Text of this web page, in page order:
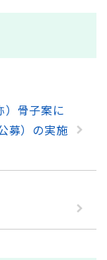
）骨子案に
募）の実施